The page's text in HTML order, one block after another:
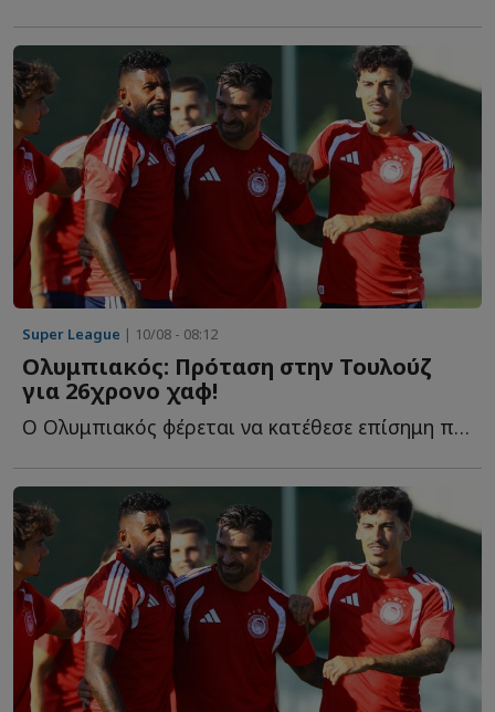
Super League | 10/08 - 08:12
Ολυμπιακός: Πρόταση στην Τουλούζ
για 26χρονο χαφ!
Ο Ολυμπιακός φέρεται να κατέθεσε επίσημη πρόταση στην Τ...